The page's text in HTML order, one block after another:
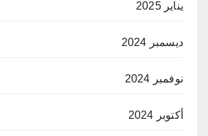
يناير 2025
ديسمبر 2024
نوفمبر 2024
أكتوبر 2024